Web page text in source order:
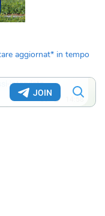
aggiornat* in tempo